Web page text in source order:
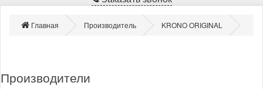
Главная Производитель KRONO ORIGINAL
Производители